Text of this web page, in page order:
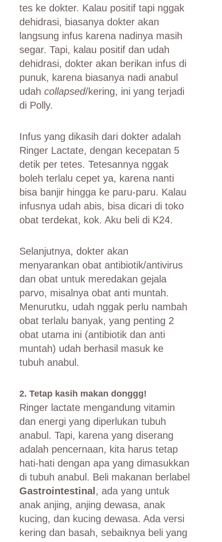
tes ke dokter. Kalau positif tapi nggak
dehidrasi, biasanya dokter akan
langsung infus karena nadinya masih
segar. Tapi, kalau positif dan udah
dehidrasi, dokter akan berikan infus di
punuk, karena biasanya nadi anabul
udah collapsed/kering, ini yang terjadi
di Polly.
Infus yang dikasih dari dokter adalah
Ringer Lactate, dengan kecepatan 5
detik per tetes. Tetesannya nggak
boleh terlalu cepet ya, karena nanti
bisa banjir hingga ke paru-paru. Kalau
infusnya udah abis, bisa dicari di toko
obat terdekat, kok. Aku beli di K24.
Selanjutnya, dokter akan
menyarankan obat antibiotik/antivirus
dan obat untuk meredakan gejala
parvo, misalnya obat anti muntah.
Menurutku, udah nggak perlu nambah
obat terlalu banyak, yang penting 2
obat utama ini (antibiotik dan anti
muntah) udah berhasil masuk ke
tubuh anabul.
2. Tetap kasih makan donggg!
Ringer lactate mengandung vitamin
dan energi yang diperlukan tubuh
anabul. Tapi, karena yang diserang
adalah pencernaan, kita harus tetap
hati-hati dengan apa yang dimasukkan
di tubuh anabul. Beli makanan berlabel
Gastrointestinal, ada yang untuk
anak anjing, anjing dewasa, anak
kucing, dan kucing dewasa. Ada versi
kering dan basah, sebaiknya beli yang